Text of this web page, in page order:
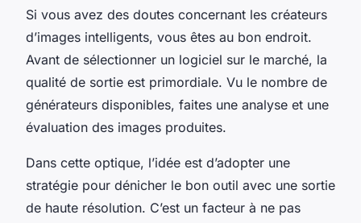
Si vous avez des doutes concernant les créateurs
d’images intelligents, vous êtes au bon endroit.
Avant de sélectionner un logiciel sur le marché, la
qualité de sortie est primordiale. Vu le nombre de
générateurs disponibles, faites une analyse et une
évaluation des images produites.
Dans cette optique, l’idée est d’adopter une
stratégie pour dénicher le bon outil avec une sortie
de haute résolution. C’est un facteur à ne pas